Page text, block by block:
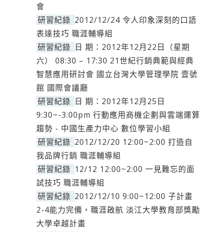
會
研習紀錄 2012/12/24 令人印象深刻的口語
表達技巧 職涯輔導組
研習紀錄 日 期：2012年12月22日（星期
六） 08:30 – 17:30 21世紀行銷典範與經典
智慧應用研討會 國立台灣大學管理學院 壹號
館 國際會議廳
研習紀錄 日 期：2012年12月25日
9:30~-3:00pm 行動應用商機企劃與雲端運算
趨勢 - 中國生產力中心 數位學習小組
研習紀錄 2012/12/20 12:00~2:00 打造自
我品牌行銷 職涯輔導組
研習紀錄 12/12 12:00~2:00 一見難忘的面
試技巧 職涯輔導組
研習紀錄 2012/12/10 9:00~12:00 子計畫
2-4能力完備，職涯啟航 淡江大學教育部獎勵
大學卓越計畫